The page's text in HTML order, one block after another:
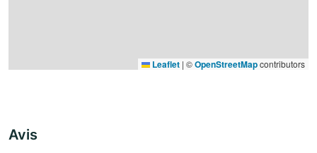
Leaflet | ©OpenStreetMapcontributors
Avis